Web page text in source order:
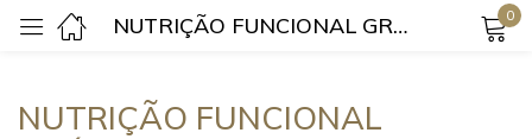
NUTRIÇÃO FUNCIONAL GRÁVIDA 0
NUTRIÇÃO FUNCIONAL